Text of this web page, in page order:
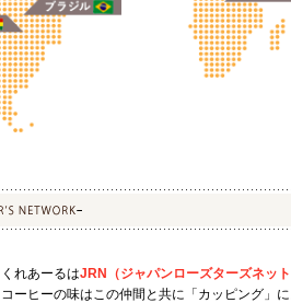
くれあーるはJRN（ジャパンローズターズネット
コーヒーの味はこの仲間と共に「カッピング」に